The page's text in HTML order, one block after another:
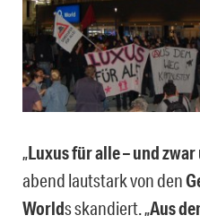
„Luxus für alle – und
abend lautstark von den
Worlds skandiert. „Aus